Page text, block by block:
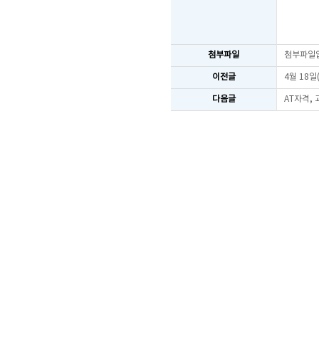
첨부파일 첨부파일
이전글 4월 18일
다음글 AT자격,